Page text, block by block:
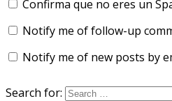
Confirma que no eres un
Notify me of follow-up
Notify me of new posts by
Search for: